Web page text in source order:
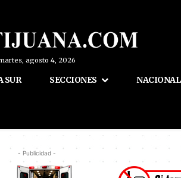
agosto 4, 2026
SUR SECCIONES NACIONAL
- Publicidad -